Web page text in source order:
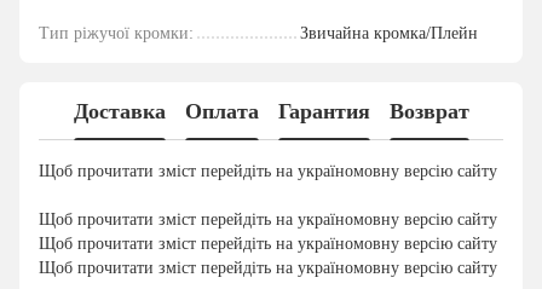
Тип ріжучої кромки: Звичайна кромка/Плейн
Доставка Оплата Гарантия Возврат
Щоб прочитати зміст перейдіть на україномовну версію сайту
Щоб прочитати зміст перейдіть на україномовну версію сайту
Щоб прочитати зміст перейдіть на україномовну версію сайту
Щоб прочитати зміст перейдіть на україномовну версію сайту